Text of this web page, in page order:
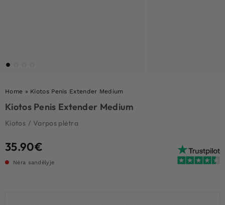
Home » Kiotos Penis Extender Medium
Kiotos Penis Extender Medium
Kiotos / Varpos plėtra
35.90€
Nėra sandėlyje